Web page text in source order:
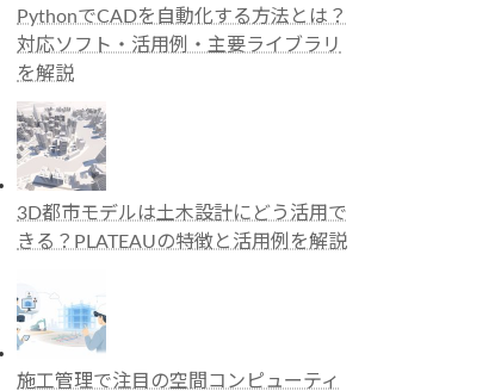
PythonでCADを自動化する方法とは？
対応ソフト・活用例・主要ライブラリ
を解説
3D都市モデルは土木設計にどう活用で
きる？PLATEAUの特徴と活用例を解説
施工管理で注目の空間コンピューティ